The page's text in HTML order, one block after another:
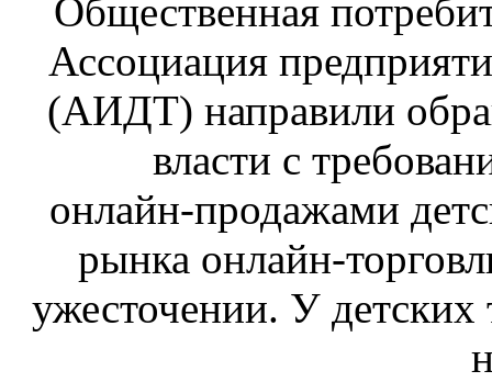
Общественная
Ассоциация
(АИДТ) направили
власти с
онлайн‑продажами
рынка онлайн-
ужесточении. У детских